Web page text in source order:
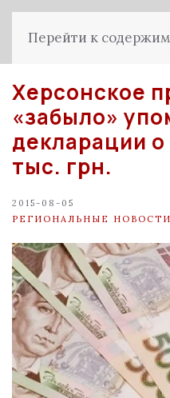
Перейти к
Херсонское
«забыло»
декларации о
тыс. грн.
2015-08-05
РЕГИОНАЛЬНЫЕ НОВОСТИ